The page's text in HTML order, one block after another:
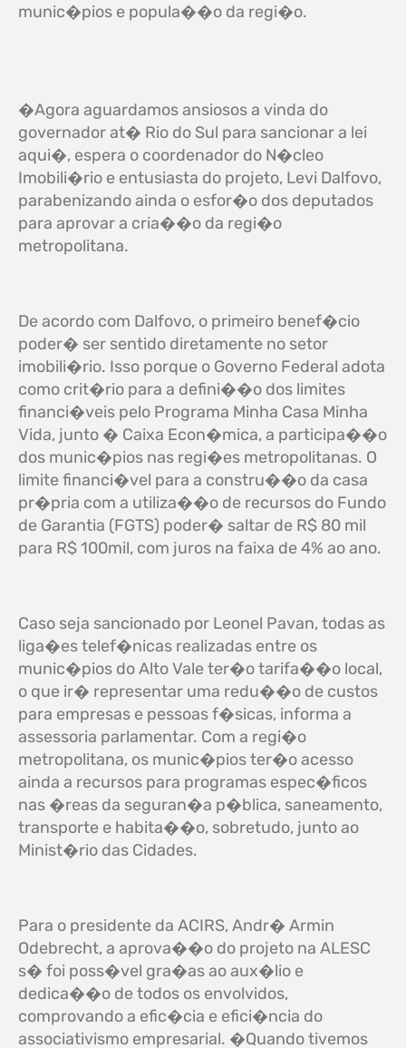
munic�pios e popula��o da regi�o.
�Agora aguardamos ansiosos a vinda do
governador at� Rio do Sul para sancionar a lei
aqui�, espera o coordenador do N�cleo
Imobili�rio e entusiasta do projeto, Levi Dalfovo,
parabenizando ainda o esfor�o dos deputados
para aprovar a cria��o da regi�o
metropolitana.
De acordo com Dalfovo, o primeiro benef�cio
poder� ser sentido diretamente no setor
imobili�rio. Isso porque o Governo Federal adota
como crit�rio para a defini��o dos limites
financi�veis pelo Programa Minha Casa Minha
Vida, junto � Caixa Econ�mica, a participa��o
dos munic�pios nas regi�es metropolitanas. O
limite financi�vel para a constru��o da casa
pr�pria com a utiliza��o de recursos do Fundo
de Garantia (FGTS) poder� saltar de R$ 80 mil
para R$ 100mil, com juros na faixa de 4% ao ano.
Caso seja sancionado por Leonel Pavan, todas as
liga�es telef�nicas realizadas entre os
munic�pios do Alto Vale ter�o tarifa��o local,
o que ir� representar uma redu��o de custos
para empresas e pessoas f�sicas, informa a
assessoria parlamentar. Com a regi�o
metropolitana, os munic�pios ter�o acesso
ainda a recursos para programas espec�ficos
nas �reas da seguran�a p�blica, saneamento,
transporte e habita��o, sobretudo, junto ao
Minist�rio das Cidades.
Para o presidente da ACIRS, Andr� Armin
Odebrecht, a aprova��o do projeto na ALESC
s� foi poss�vel gra�as ao aux�lio e
dedica��o de todos os envolvidos,
comprovando a efic�cia e efici�ncia do
associativismo empresarial. �Quando tivemos